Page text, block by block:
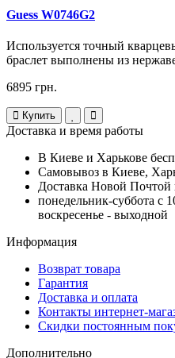
Guess W0746G2
Используется точный
браслет выполнены из
6895 грн.
Купить
Доставка и время работы
В Киеве и Харькове
Самовывоз в Киеве,
Доставка Новой Почтой
понедельник-суббота с
воскресенье - выходной
Информация
Возврат товара
Гарантия
Доставка и оплата
Контакты интернет-
Скидки постоянным
Дополнительно